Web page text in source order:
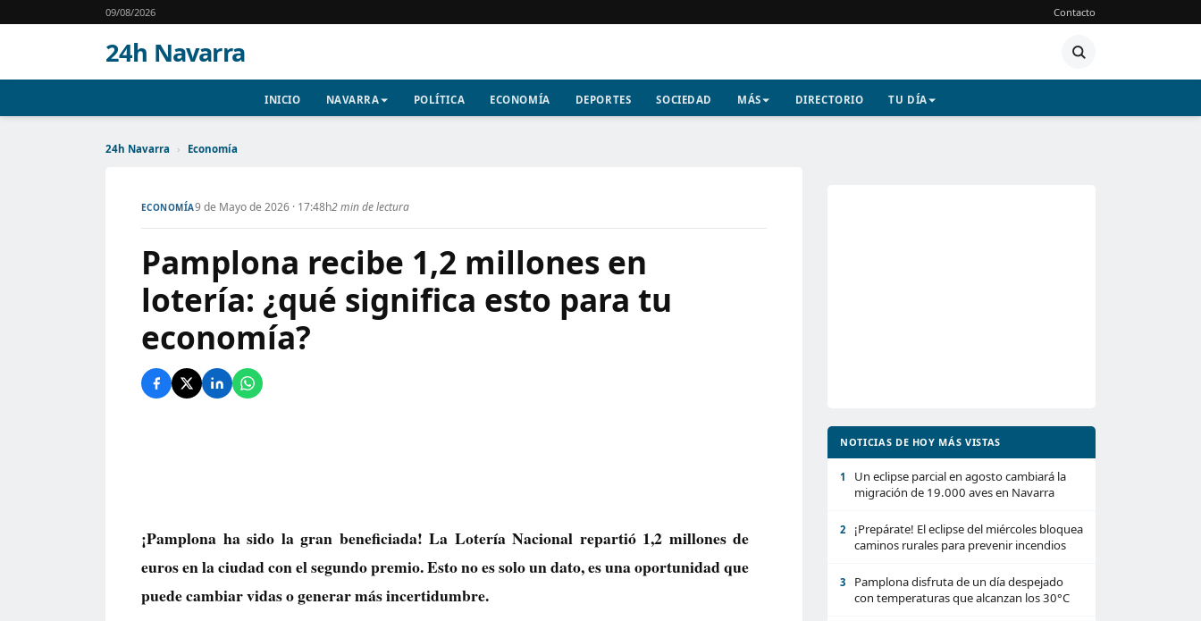
09/08/2026 Contacto
24h Navarra
INICIO NAVARRA POLÍTICA ECONOMÍA DEPORTES SOCIEDAD MÁS DIRECTORIO TU DÍA
24h Navarra › Economía
ECONOMÍA9 de Mayo de 2026 · 17:48h2 min de lectura
Pamplona recibe 1,2 millones en
lotería: ¿qué significa esto para tu
economía?
¡Pamplona ha sido la gran beneficiada! La Lotería Nacional repartió 1,2 millones de
euros en la ciudad con el segundo premio. Esto no es solo un dato, es una oportunidad que
puede cambiar vidas o generar más incertidumbre.
NOTICIAS DE HOY MÁS VISTAS
1
Un eclipse parcial en agosto cambiará la
migración de 19.000 aves en Navarra
2
¡Prepárate! El eclipse del miércoles bloquea
caminos rurales para prevenir incendios
3
Pamplona disfruta de un día despejado
con temperaturas que alcanzan los 30°C